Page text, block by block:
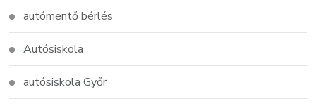
autómentő bérlés
Autósiskola
autósiskola Győr